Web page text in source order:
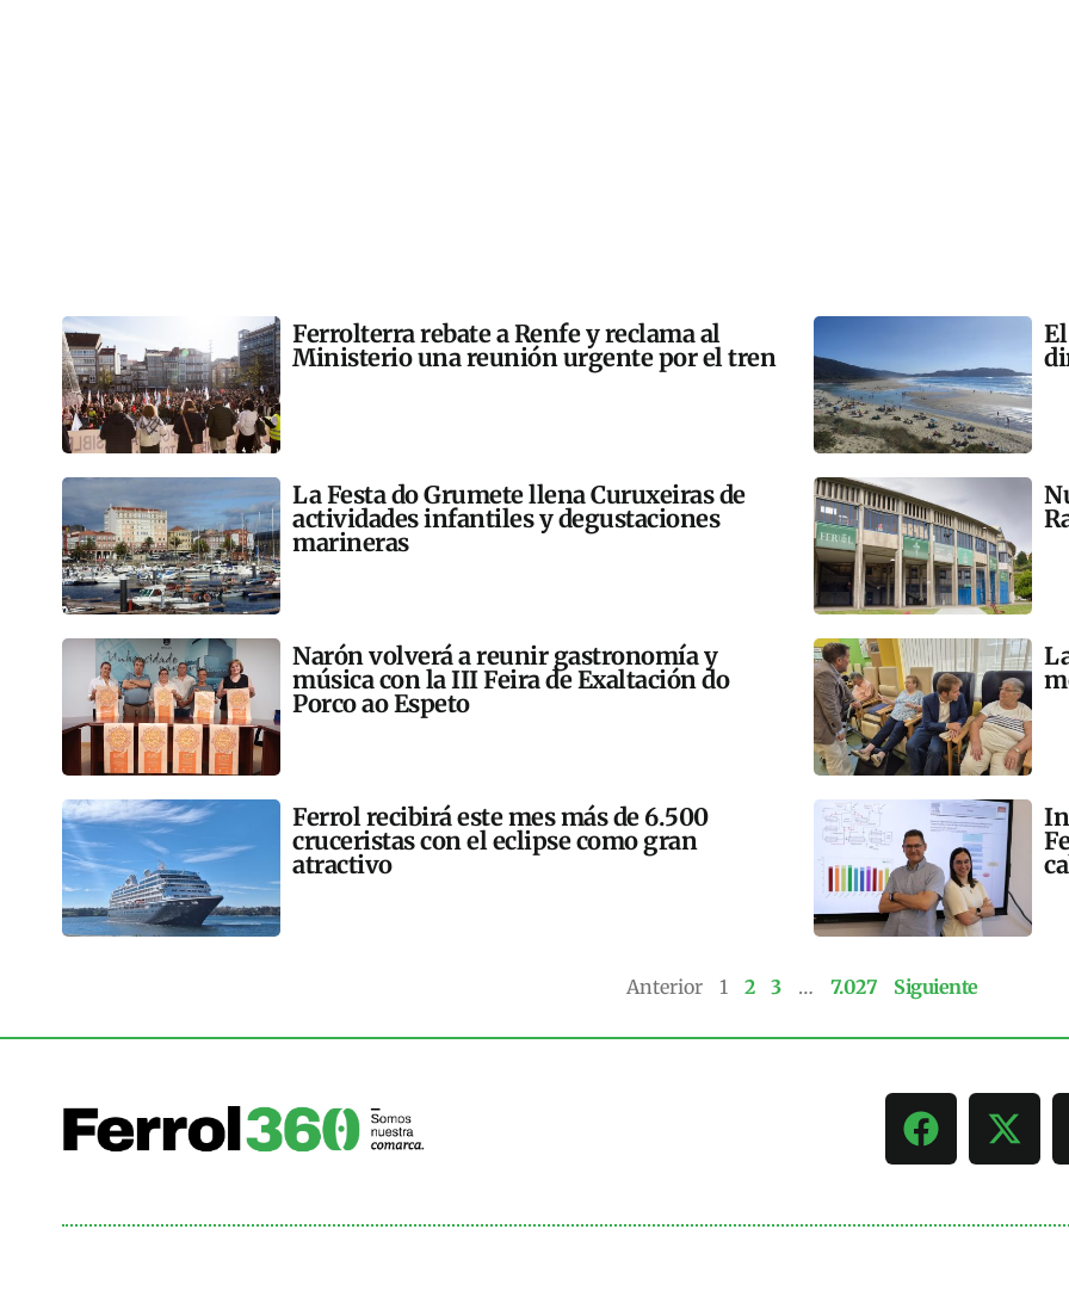
Ferrolterra rebate a Renfe y reclama al
Ministerio una reunión urgente por el tren
La Festa do Grumete llena Curuxeiras de
actividades infantiles y degustaciones
marineras
Narón volverá a reunir gastronomía y
música con la III Feira de Exaltación do
Porco ao Espeto
Ferrol recibirá este mes más de 6.500
cruceristas con el eclipse como gran
atractivo
Anterior 1 2 3 … 7.027 Siguiente